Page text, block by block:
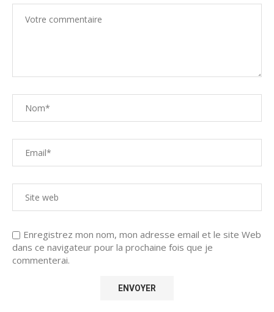
Enregistrez mon nom, mon adresse email et le site Web
dans ce navigateur pour la prochaine fois que je
commenterai.